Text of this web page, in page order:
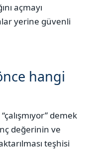
açmayı
yerine güvenli
hangi
demek
değerinin ve
teşhisi